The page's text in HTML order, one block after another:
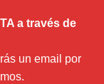
a través de
un email por